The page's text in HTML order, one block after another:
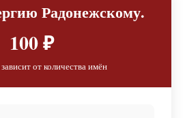
Радонежскому.
100 ₽
от количества имён